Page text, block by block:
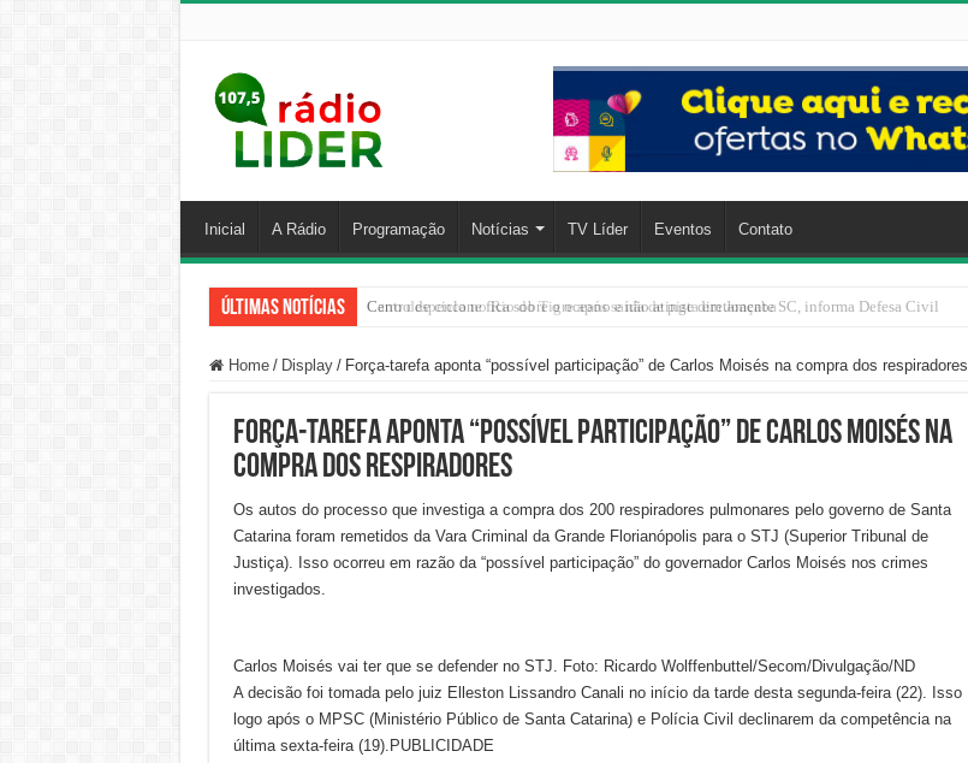
Inicial A Rádio Programação Notícias TV Líder Eventos Contato
Últimas Notícias Carro despenca no Rio do Tigre após saída de pista em Joaçaba
Home / Display / Força-tarefa aponta “possível participação” de Carlos Moisés na compra dos respiradores
Força-tarefa aponta “possível participação” de Carlos Moisés na
compra dos respiradores
Os autos do processo que investiga a compra dos 200 respiradores pulmonares pelo governo de Santa
Catarina foram remetidos da Vara Criminal da Grande Florianópolis para o STJ (Superior Tribunal de
Justiça). Isso ocorreu em razão da “possível participação” do governador Carlos Moisés nos crimes
investigados.
Carlos Moisés vai ter que se defender no STJ. Foto: Ricardo Wolffenbuttel/Secom/Divulgação/ND
A decisão foi tomada pelo juiz Elleston Lissandro Canali no início da tarde desta segunda-feira (22). Isso
logo após o MPSC (Ministério Público de Santa Catarina) e Polícia Civil declinarem da competência na
última sexta-feira (19).PUBLICIDADE